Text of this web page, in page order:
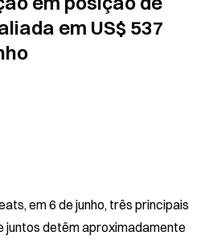
em US$ 537
em 6 de junho, três principais
juntos detêm aproximadamente